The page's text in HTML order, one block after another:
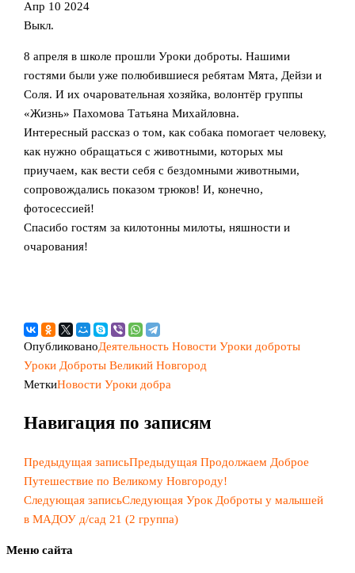
Апр 10 2024
Выкл.
8 апреля в школе прошли Уроки доброты. Нашими
гостями были уже полюбившиеся ребятам Мята, Дейзи и
Соля. И их очаровательная хозяйка, волонтёр группы
«Жизнь» Пахомова Татьяна Михайловна.
Интересный рассказ о том, как собака помогает человеку,
как нужно обращаться с животными, которых мы
приучаем, как вести себя с бездомными животными,
сопровождались показом трюков! И, конечно,
фотосессией!
Спасибо гостям за килотонны милоты, няшности и
очарования!
ОпубликованоДеятельность Новости Уроки доброты
Уроки Доброты Великий Новгород
МеткиНовости Уроки добра
Навигация по записям
Предыдущая записьПредыдущая Продолжаем Доброе
Путешествие по Великому Новгороду!
Следующая записьСледующая Урок Доброты у малышей
в МАДОУ д/сад 21 (2 группа)
Меню сайта